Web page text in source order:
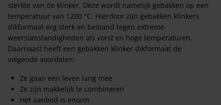
sterkte van de klinker. Deze wordt namelijk gebakken op een
temperatuur van 1200 °C. Hierdoor zijn gebakken klinkers
dikformaat erg sterk en bestand tegen extreme
weersomstandigheden als vorst en hoge temperaturen.
Daarnaast heeft een gebakken klinker dikformaat de
volgende voordelen:
Ze gaan een leven lang mee
Ze zijn makkelijk te combineren
Het aanbod is enorm